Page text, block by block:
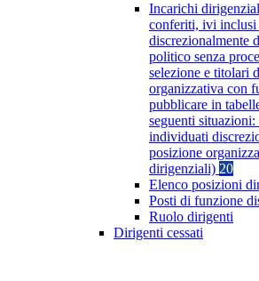
Incarichi
conferiti, ivi
discrezionalmente
politico senza
selezione e titolari
organizzativa con
pubblicare in
seguenti
individuati
posizione
dirigenziali) 20
Elenco posizioni
Posti di funzione
Ruolo dirigenti
Dirigenti cessati